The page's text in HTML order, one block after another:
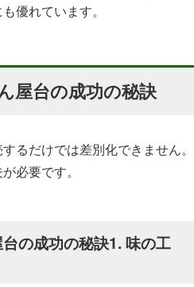
優れています。
屋台の成功の秘訣
るだけでは差別化できません。
必要です。
の成功の秘訣1. 味の工